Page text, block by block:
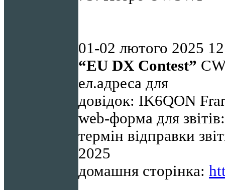
01-02 лютого 2025
“EU DX Contest”
ел.адреса для
довідок: IK6QON
web-форма для
термін відправки
2025
домашня сторінка: